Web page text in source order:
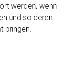
werden, wenn
und so deren
bringen.